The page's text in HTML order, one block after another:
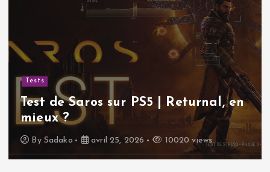
Tests
Test de Saros sur PS5 | Returnal, en
mieux ?
By Sadako avril 25, 2026 10020 views